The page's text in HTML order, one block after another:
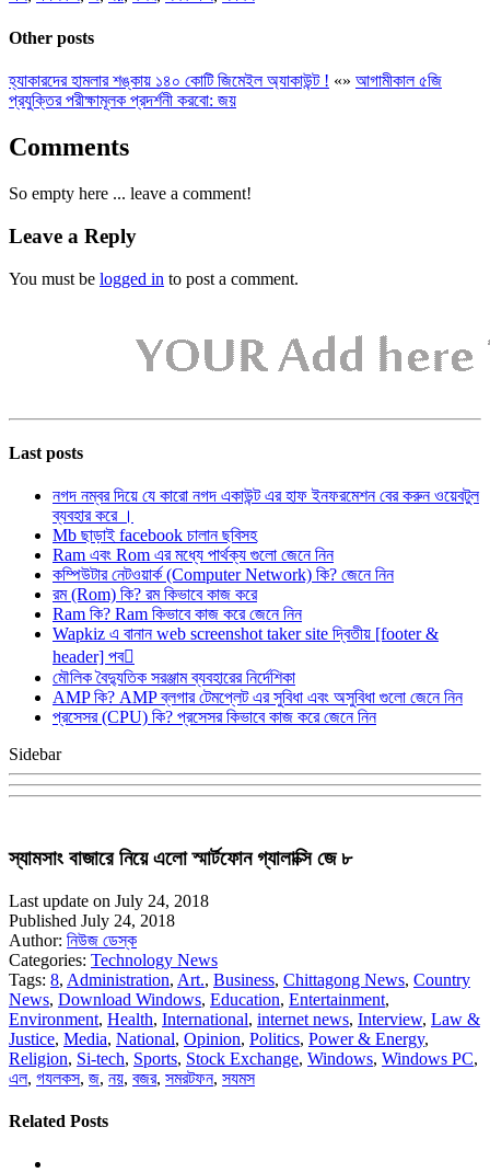
Other posts
হ্যাকারদের হামলার শঙ্কায় ১৪০ কোটি জিমেইল অ্যাকাউন্ট ! «» আগামীকাল ৫জি
প্রযুক্তির পরীক্ষামূলক প্রদর্শনী করবো: জয়
Comments
So empty here ... leave a comment!
Leave a Reply
You must be logged in to post a comment.
Last posts
নগদ নম্বর দিয়ে যে কারো নগদ একাউন্ট এর হাফ ইনফরমেশন বের করুন ওয়েবটুল
ব্যবহার করে ।
Mb ছাড়াই facebook চালান ছবিসহ
Ram এবং Rom এর মধ্যে পার্থক্য গুলো জেনে নিন
কম্পিউটার নেটওয়ার্ক (Computer Network) কি? জেনে নিন
রম (Rom) কি? রম কিভাবে কাজ করে
Ram কি? Ram কিভাবে কাজ করে জেনে নিন
Wapkiz এ বানান web screenshot taker site দ্বিতীয় [footer &
header] পব
মৌলিক বৈদ্যুতিক সরঞ্জাম ব্যবহারের নির্দেশিকা
AMP কি? AMP ব্লগার টেমপ্লেট এর সুবিধা এবং অসুবিধা গুলো জেনে নিন
প্রসেসর (CPU) কি? প্রসেসর কিভাবে কাজ করে জেনে নিন
Sidebar
স্যামসাং বাজারে নিয়ে এলো স্মার্টফোন গ্যালাক্সি জে ৮
Last update on July 24, 2018
Published July 24, 2018
Author: নিউজ ডেস্ক
Categories: Technology News
Tags: 8, Administration, Art., Business, Chittagong News, Country
News, Download Windows, Education, Entertainment,
Environment, Health, International, internet news, Interview, Law &
Justice, Media, National, Opinion, Politics, Power & Energy,
Religion, Si-tech, Sports, Stock Exchange, Windows, Windows PC,
এল, গযলকস, জ, নয়, বজর, সমরটফন, সযমস
Related Posts